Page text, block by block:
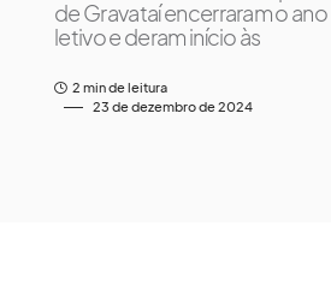
de Gravataí encerraram o ano
letivo e deram início às
2 min de leitura
23 de dezembro de 2024